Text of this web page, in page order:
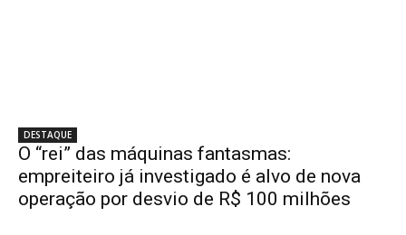
DESTAQUE
O “rei” das máquinas fantasmas:
empreiteiro já investigado é alvo de nova
operação por desvio de R$ 100 milhões